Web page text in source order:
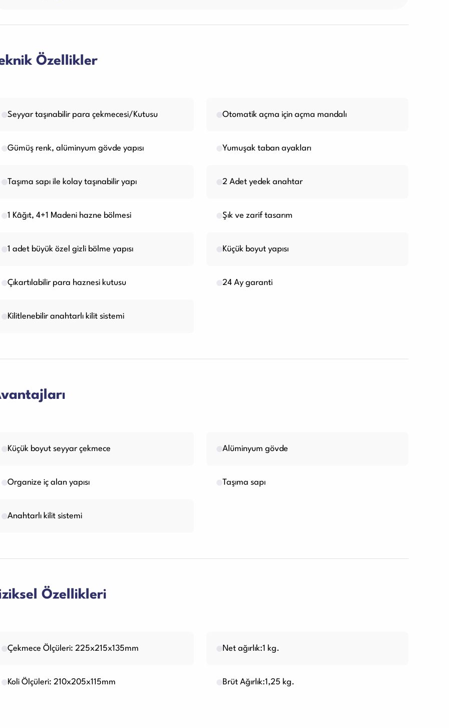
Özellikler
Seyyar taşınabilir para çekmecesi/Kutusu
Gümüş renk, alüminyum gövde yapısı
Taşıma sapı ile kolay taşınabilir yapı
1 Kâğıt, 4+1 Madeni hazne bölmesi
1 adet büyük özel gizli bölme yapısı
Çıkartılabilir para haznesi kutusu
Kilitlenebilir anahtarlı kilit sistemi
Otomatik açma için açma mandalı
Yumuşak taban ayakları
2 Adet yedek anahtar
Şık ve zarif tasarım
Küçük boyut yapısı
24 Ay garanti
Küçük boyut seyyar çekmece
Organize iç alan yapısı
Anahtarlı kilit sistemi
Alüminyum gövde
Taşıma sapı
Özellikleri
Çekmece Ölçüleri: 225x215x135mm
Koli Ölçüleri: 210x205x115mm
Net ağırlık:1 kg.
Brüt Ağırlık:1,25 kg.